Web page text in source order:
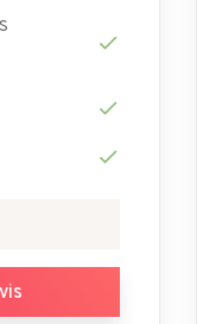
check
check
check